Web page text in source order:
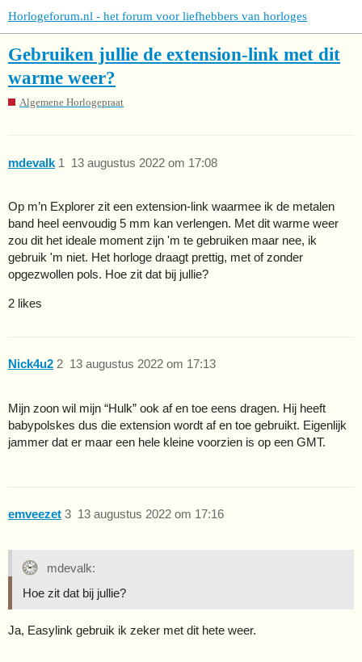
Horlogeforum.nl - het forum voor liefhebbers van horloges
Gebruiken jullie de extension-link met dit
warme weer?
Algemene Horlogepraat
mdevalk 13 augustus 2022 om 17:08
1
Op m’n Explorer zit een extension-link waarmee ik de metalen
band heel eenvoudig 5 mm kan verlengen. Met dit warme weer
zou dit het ideale moment zijn 'm te gebruiken maar nee, ik
gebruik 'm niet. Het horloge draagt prettig, met of zonder
opgezwollen pols. Hoe zit dat bij jullie?
2 likes
Nick4u2 13 augustus 2022 om 17:13
2
Mijn zoon wil mijn “Hulk” ook af en toe eens dragen. Hij heeft
babypolskes dus die extension wordt af en toe gebruikt. Eigenlijk
jammer dat er maar een hele kleine voorzien is op een GMT.
emveezet 13 augustus 2022 om 17:16
3
mdevalk:
Hoe zit dat bij jullie?
Ja, Easylink gebruik ik zeker met dit hete weer.